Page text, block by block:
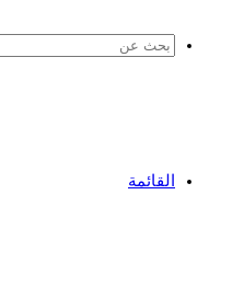
القائمة